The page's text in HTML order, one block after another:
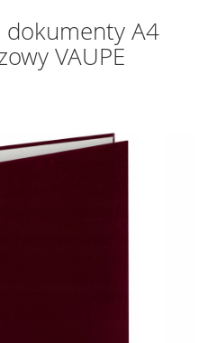
dokumenty A4
VAUPE